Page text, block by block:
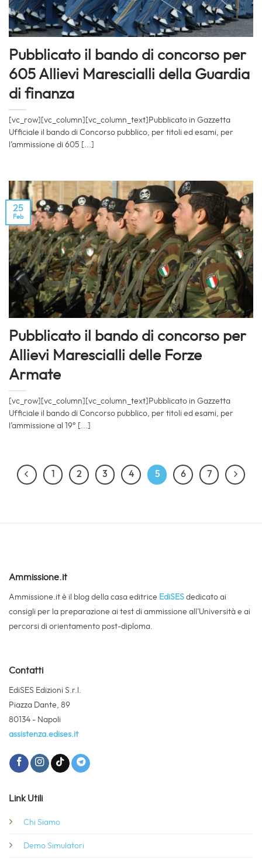
Pubblicato il bando di concorso per
605 Allievi Marescialli della Guardia
di finanza
[vc_row][vc_column][vc_column_text]Pubblicato in Gazzetta
Ufficiale il bando di Concorso pubblico, per titoli ed esami, per
l’ammissione di 605 [...]
Pubblicato il bando di concorso per
Allievi Marescialli delle Forze
Armate
[vc_row][vc_column][vc_column_text]Pubblicato in Gazzetta
Ufficiale il bando di Concorso pubblico, per titoli ed esami, per
l’ammissione al 19° [...]
25
Feb
2 3 4 5 6 7
Ammissione.it
Ammissione.it è il blog della casa editrice EdiSES dedicato ai
consigli per la preparazione ai test di ammissione all’Università e ai
percorsi di orientamento post-diploma.
Contatti
EdiSES Edizioni S.r.l.
Piazza Dante, 89
80134 - Napoli
assistenza.edises.it
Link Utili
Chi Siamo
Demo Simulatori